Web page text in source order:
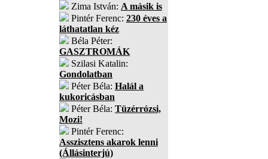
Zima István: A másik is
Pintér Ferenc: 230 éves a
láthatatlan kéz
Béla Péter:
GASZTROMÁK
Szilasi Katalin:
Gondolatban
Péter Béla: Halál a
kukoricásban
Péter Béla: Tüzérrózsi,
Mozi!
Pintér Ferenc:
Asszisztens akarok lenni
(Állásinterjú)